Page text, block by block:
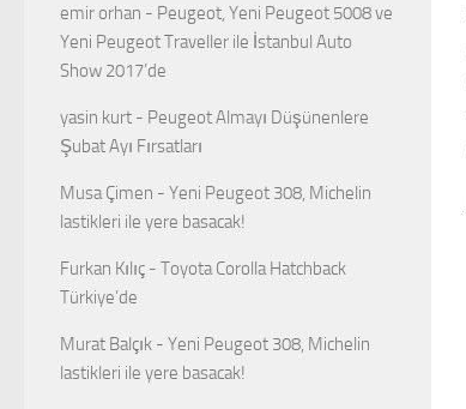
emir orhan - Peugeot, Yeni Peugeot 5008 ve
Yeni Peugeot Traveller ile İstanbul Auto
Show 2017’de
yasin kurt - Peugeot Almayı Düşünenlere
Şubat Ayı Fırsatları
Musa Çimen - Yeni Peugeot 308, Michelin
lastikleri ile yere basacak!
Furkan Kılıç - Toyota Corolla Hatchback
Türkiye’de
Murat Balçık - Yeni Peugeot 308, Michelin
lastikleri ile yere basacak!